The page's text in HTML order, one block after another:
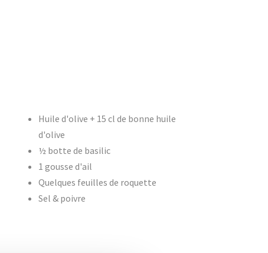
Huile d'olive + 15 cl de bonne huile
d'olive
½ botte de basilic
1 gousse d'ail
Quelques feuilles de roquette
Sel & poivre